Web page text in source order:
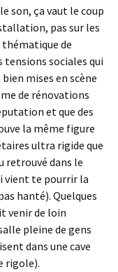
son, ça vaut le coup
pas sur les
thématique de
sociales qui
mises en scène
de rénovations
et que des
la même figure
ultra rigide que
retrouvé dans le
vient te pourrir la
hanté). Quelques
venir de loin
pleine de gens
dans une cave
rigole).